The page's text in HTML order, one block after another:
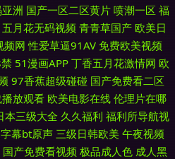
洲 国产一区二区黄片 喷潮一区 福
五月花无码视频 青青草国产 欧美日
频网 性爱草逼91AV 免费欧美视频
51漫画APP 丁香五月花激情网 欧
97香蕉超级碰碰 国产免费看二区
放观看 欧美电影在线 伦理片在哪
本三级大全 久久福利 福利所导航视
幕bt原声 三级日韩欧美 午夜视频
国产免费看视频 极品成人色 成人黑